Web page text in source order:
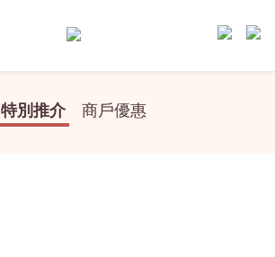
特別推介 商戶優惠